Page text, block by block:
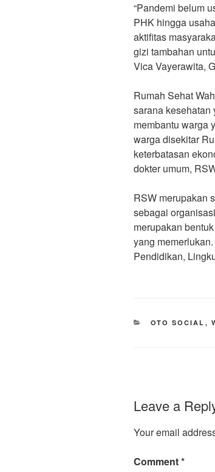
“Pandemi belum
PHK hingga
aktifitas
gizi tambahan
Vica Vayerawita,
Rumah Sehat
sarana kesehatan
membantu warga
warga disekitar
keterbatasan
dokter umum,
RSW merupakan
sebagai
merupakan
yang
Pendidikan,
CATEGORIES
OTO SOCIAL ,
Leave a
Your email
Comment*